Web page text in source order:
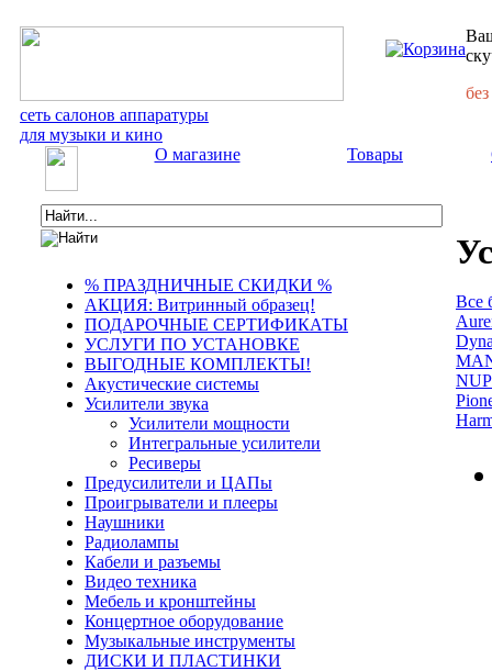
сеть салонов аппаратуры
для музыки и кино
О магазине Товары
% ПРАЗДНИЧНЫЕ СКИДКИ %
АКЦИЯ: Витринный образец!
ПОДАРОЧНЫЕ СЕРТИФИКАТЫ
УСЛУГИ ПО УСТАНОВКЕ
ВЫГОДНЫЕ КОМПЛЕКТЫ!
Акустические системы
Усилители звука
Усилители мощности
Интегральные усилители
Ресиверы
Предусилители и ЦАПы
Проигрыватели и плееры
Наушники
Радиолампы
Кабели и разъемы
Видео техника
Мебель и кронштейны
Концертное оборудование
Музыкальные инструменты
ДИСКИ И ПЛАСТИНКИ
Все